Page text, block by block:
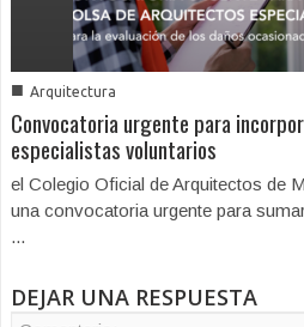
■ Arquitectura
Convocatoria urgente para
especialistas voluntarios
el Colegio Oficial de Arquitectos de
una convocatoria urgente para
...
DEJAR UNA RESPUESTA